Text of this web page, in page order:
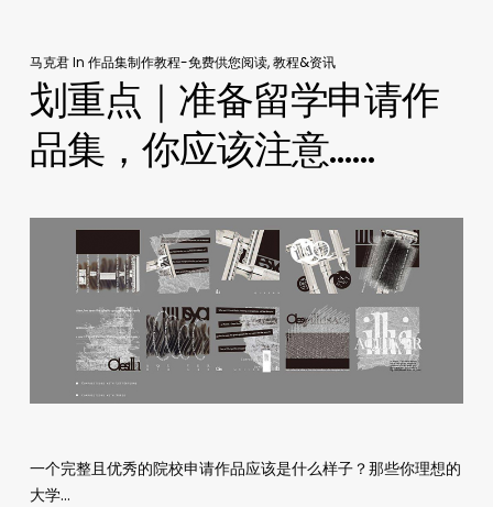
马克君In 作品集制作教程-免费供您阅读,教程&资讯
划重点｜准备留学申请作
品集，你应该注意……
一个完整且优秀的院校申请作品应该是什么样子？那些你理想的
大学…